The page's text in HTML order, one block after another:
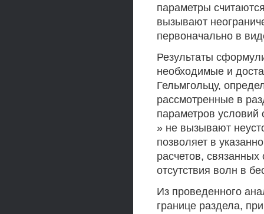
параметры
вызывают
первоначально в
Результаты
необходимые и
Гельмгольцу,
рассмотренные в
параметров условий
» не вызывают
позволяет в
расчетов,
отсутствия волн в
Из проведенного
границе раздела,